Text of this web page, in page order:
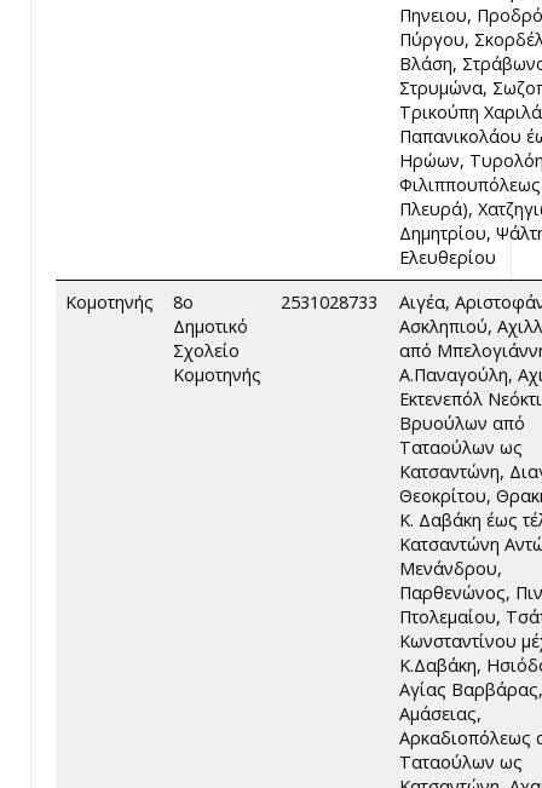
Πηνειου,
Πύργου,
Βλάση,
Στρυμώνα,
Τρικούπη
Παπανικολάου
Ηρώων,
Πλευρά),
Δημητρίου,
Ελευθερίου
Κομοτηνής
8ο
Δημοτικό
Σχολείο
Κομοτηνής
2531028733
Αιγέα,
Ασκληπιού,
από
Α.Παναγούλη,
Εκτενεπόλ
Βρυούλων από
Ταταούλων ως
Κατσαντώνη,
Θεοκρίτου,
Κ. Δαβάκη έως
Κατσαντώνη
Μενάνδρου,
Παρθενώνος,
Πτολεμαίου,
Κωνσταντίνου
Κ.Δαβάκη,
Αγίας Βαρβάρας,
Αμάσειας,
Αρκαδιοπόλεως
Ταταούλων ως